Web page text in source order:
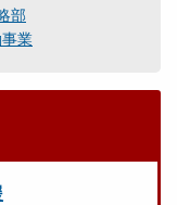
部
業